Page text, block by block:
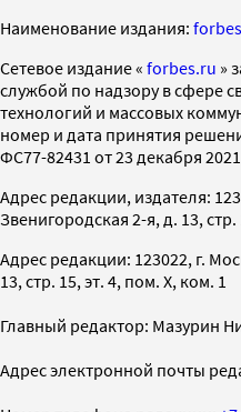
Наименование издания:
Cетевое издание « forbes.ru »
службой по надзору в сфере
технологий и массовых
номер и дата принятия
ФС77-82431 от 23 декабря 2021
Адрес редакции, издателя:
Звенигородская 2-я, д. 13,
Адрес редакции: 123022, г.
13, стр. 15, эт. 4, пом. X, ком. 1
Главный редактор: Мазурин
Адрес электронной почты